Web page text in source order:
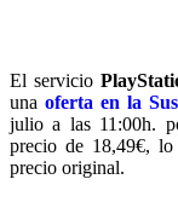
El servicio
una oferta en la
julio a las 11:00h.
precio de 18,49€,
precio original.